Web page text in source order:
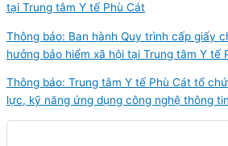
tại Trung tâm Y tế Phù Cát
Thông báo: Ban hành Quy trình cấp giấy
hưởng bảo hiểm xã hội tại Trung tâm Y tế
Thông báo: Trung tâm Y tế Phù Cát tổ
lực, kỹ năng ứng dụng công nghệ thông